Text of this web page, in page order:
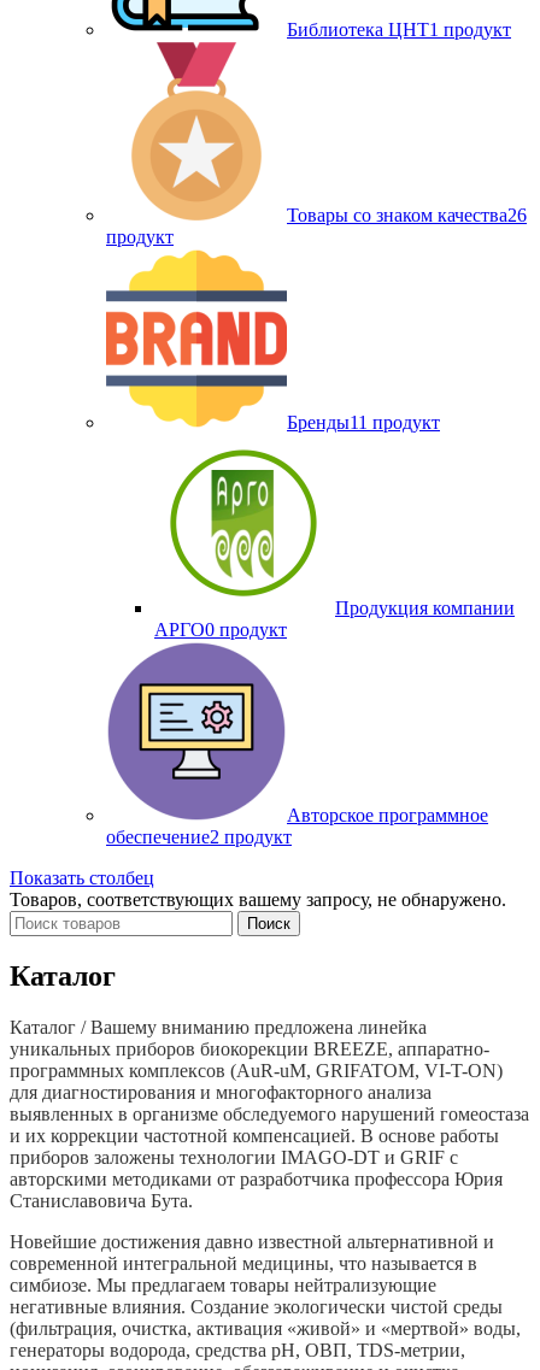
Библиотека ЦНТ1 продукт
Товары со знаком качества26
продукт
Бренды11 продукт
Продукция компании
АРГО0 продукт
Авторское программное
обеспечение2 продукт
Показать столбец
Товаров, соответствующих вашему запросу, не обнаружено.
Поиск
Каталог
Каталог / Вашему вниманию предложена линейка
уникальных приборов биокорекции BREEZE, аппаратно-
программных комплексов (AuR-uM, GRIFATOM, VI-T-ON)
для диагностирования и многофакторного анализа
выявленных в организме обследуемого нарушений гомеостаза
и их коррекции частотной компенсацией. В основе работы
приборов заложены технологии IMAGO-DT и GRIF c
авторскими методиками от разработчика профессора Юрия
Станиславовича Бута.
Новейшие достижения давно известной альтернативной и
современной интегральной медицины, что называется в
симбиозе. Мы предлагаем товары нейтрализующие
негативные влияния. Создание экологически чистой среды
(фильтрация, очистка, активация «живой» и «мертвой» воды,
генераторы водорода, средства рН, ОВП, TDS-метрии,